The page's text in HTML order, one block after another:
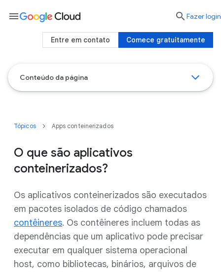
Conteúdo da página
Tópicos Apps conteinerizados
O que são aplicativos
conteinerizados?
Os aplicativos conteinerizados são executados
em pacotes isolados de código chamados
contêineres. Os contêineres incluem todas as
dependências que um aplicativo pode precisar
executar em qualquer sistema operacional
host, como bibliotecas, binários, arquivos de
menu  Fazer login
Comece gratuitamente
Entre em contato